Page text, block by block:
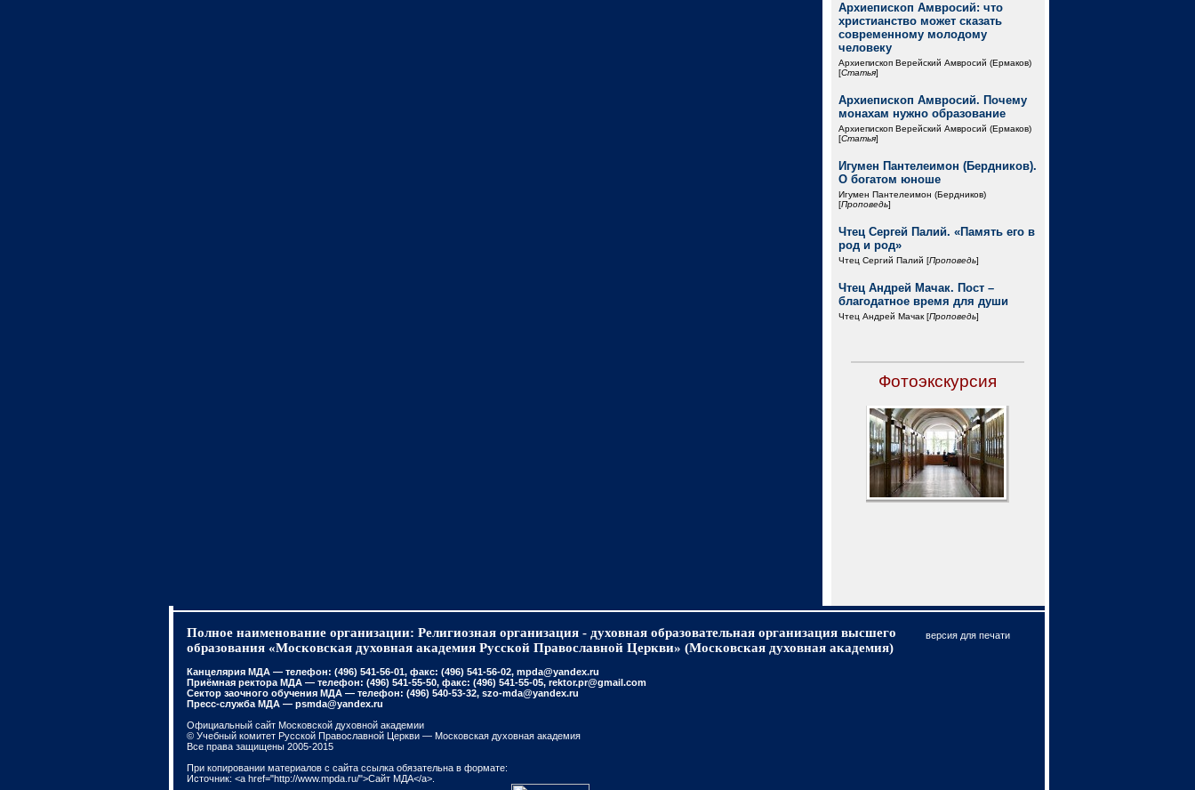
Архиепископ Амвросий: что
христианство может сказать
современному молодому
человеку
Архиепископ Верейский Амвросий (Ермаков)
[Статья]
Архиепископ Амвросий. Почему
монахам нужно образование
Архиепископ Верейский Амвросий (Ермаков)
[Статья]
Игумен Пантелеимон (Бердников).
О богатом юноше
Игумен Пантелеимон (Бердников)
[Проповедь]
Чтец Сергей Палий. «Память его в
род и род»
Чтец Сергий Палий [Проповедь]
Чтец Андрей Мачак. Пост –
благодатное время для души
Чтец Андрей Мачак [Проповедь]
Фотоэкскурсия
версия для печати
Полное наименование организации: Религиозная организация - духовная образовательная организация высшего
образования «Московская духовная академия Русской Православной Церкви» (Московская духовная академия)
Канцелярия МДА — телефон: (496) 541-56-01, факс: (496) 541-56-02, mpda@yandex.ru
Приёмная ректора МДА — телефон: (496) 541-55-50, факс: (496) 541-55-05, rektor.pr@gmail.com
Сектор заочного обучения МДА — телефон: (496) 540-53-32, szo-mda@yandex.ru
Пресс-служба МДА — psmda@yandex.ru
Официальный сайт Московской духовной академии
© Учебный комитет Русской Православной Церкви — Московская духовная академия
Все права защищены 2005-2015
При копировании материалов с сайта ссылка обязательна в формате:
Источник: <a href="http://www.mpda.ru/">Сайт МДА</a>.